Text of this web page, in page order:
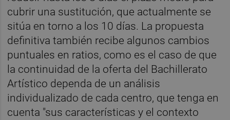
cubrir una sustitución, que actualmente se
sitúa en torno a los 10 días. La propuesta
definitiva también recibe algunos cambios
puntuales en ratios, como es el caso de que
la continuidad de la oferta del Bachillerato
Artístico dependa de un análisis
individualizado de cada centro, que tenga en
cuenta "sus características y el contexto